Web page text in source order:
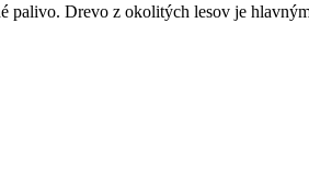
palivo. Drevo z okolitých lesov je